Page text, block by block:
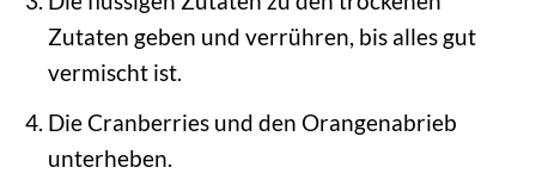
Zutaten geben und verrühren, bis alles gut
vermischt ist.
Die Cranberries und den Orangenabrieb
unterheben.